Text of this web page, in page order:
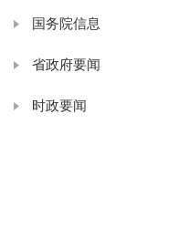
国务院信息
省政府要闻
时政要闻